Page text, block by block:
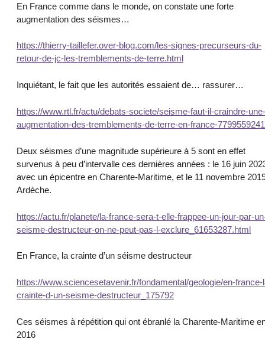
En France comme dans le monde, on constate une forte
augmentation des séismes…
https://thierry-taillefer.over-blog.com/les-signes-precurseurs-du-
retour-de-jc-les-tremblements-de-terre.html
Inquiétant, le fait que les autorités essaient de… rassurer…
https://www.rtl.fr/actu/debats-societe/seisme-faut-il-craindre-une-
augmentation-des-tremblements-de-terre-en-france-7799559241
Deux séismes d’une magnitude supérieure à 5 sont en effet
survenus à peu d’intervalle ces dernières années : le 16 juin
avec un épicentre en Charente-Maritime, et le 11 novembre
Ardèche.
https://actu.fr/planete/la-france-sera-t-elle-frappee-un-jour-par-
seisme-destructeur-on-ne-peut-pas-l-exclure_61653287.html
En France, la crainte d’un séisme destructeur
https://www.sciencesetavenir.fr/fondamental/geologie/en-france-
crainte-d-un-seisme-destructeur_175792
Ces séismes à répétition qui ont ébranlé la Charente-Maritime
2016